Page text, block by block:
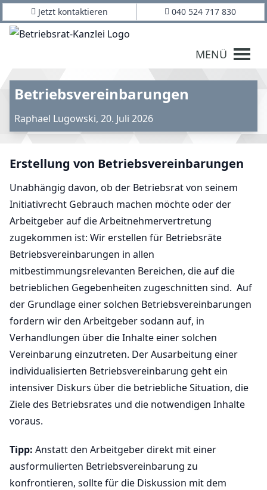
Jetzt kontaktieren 040 524 717 830
MENÜ
Betriebsvereinbarungen
Raphael Lugowski, 20. Juli 2026
Erstellung von Betriebsvereinbarungen
Unabhängig davon, ob der Betriebsrat von seinem
Initiativrecht Gebrauch machen möchte oder der
Arbeitgeber auf die Arbeitnehmervertretung
zugekommen ist: Wir erstellen für Betriebsräte
Betriebsvereinbarungen in allen
mitbestimmungsrelevanten Bereichen, die auf die
betrieblichen Gegebenheiten zugeschnitten sind. Auf
der Grundlage einer solchen Betriebsvereinbarungen
fordern wir den Arbeitgeber sodann auf, in
Verhandlungen über die Inhalte einer solchen
Vereinbarung einzutreten. Der Ausarbeitung einer
individualisierten Betriebsvereinbarung geht ein
intensiver Diskurs über die betriebliche Situation, die
Ziele des Betriebsrates und die notwendigen Inhalte
voraus.
Tipp: Anstatt den Arbeitgeber direkt mit einer
ausformulierten Betriebsvereinbarung zu
konfrontieren, sollte für die Diskussion mit dem